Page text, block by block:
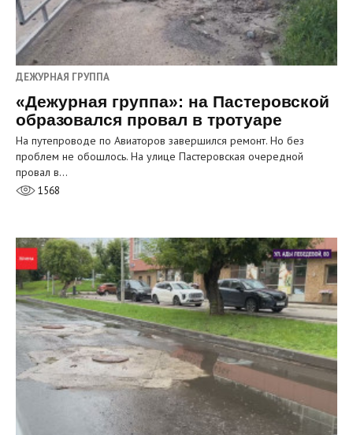
ДЕЖУРНАЯ ГРУППА
«Дежурная группа»: на Пастеровской
образовался провал в тротуаре
На путепроводе по Авиаторов завершился ремонт. Но без
проблем не обошлось. На улице Пастеровская очередной
провал в…
1568